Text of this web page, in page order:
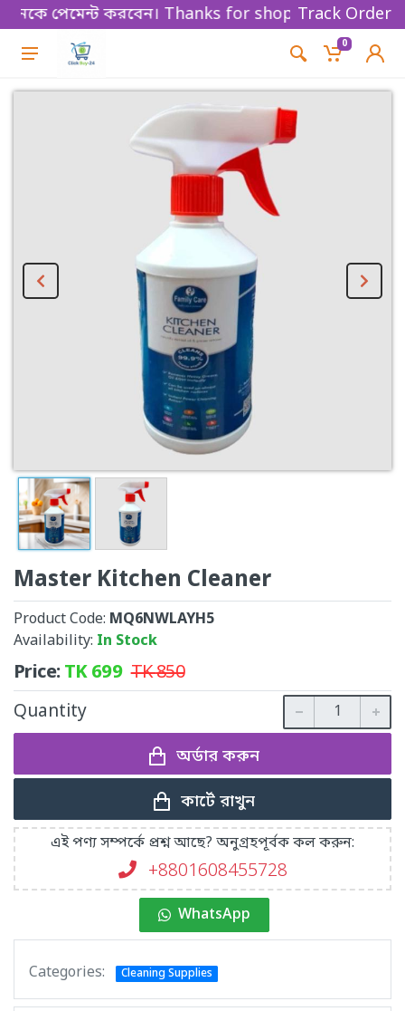
পেমেন্ট করবেন। Thanks for shopping! Track Order
0
Master Kitchen Cleaner
Product Code: MQ6NWLAYH5
Availability: In Stock
Price:TK699 TK850
Quantity
অর্ডার করুন
কার্টে রাখুন
এই পণ্য সম্পর্কে প্রশ্ন আছে? অনুগ্রহপূর্বক কল করুন:
+8801608455728
WhatsApp
Categories: Cleaning Supplies